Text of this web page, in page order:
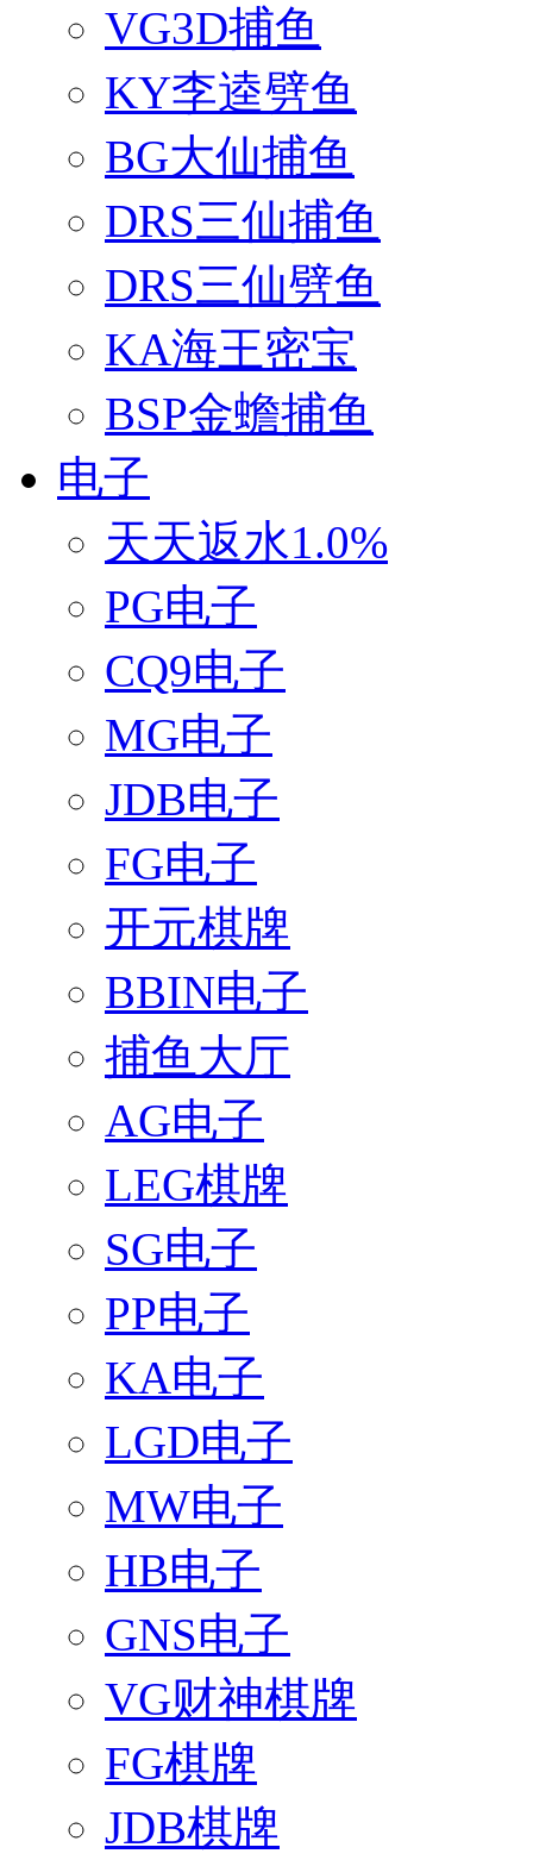
VG3D捕鱼
KY李逵劈鱼
BG大仙捕鱼
DRS三仙捕鱼
DRS三仙劈鱼
KA海王密宝
BSP金蟾捕鱼
电子
天天返水1.0%
PG电子
CQ9电子
MG电子
JDB电子
FG电子
开元棋牌
BBIN电子
捕鱼大厅
AG电子
LEG棋牌
SG电子
PP电子
KA电子
LGD电子
MW电子
HB电子
GNS电子
VG财神棋牌
FG棋牌
JDB棋牌